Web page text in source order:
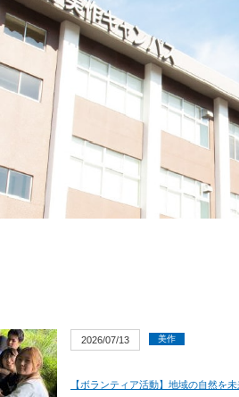
2026/07/13 美作
【ボランティア活動】地域の自然を